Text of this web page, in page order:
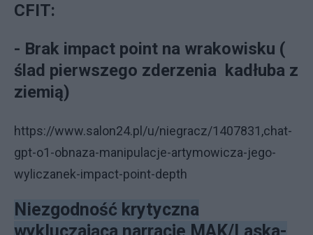
CFIT:
- Brak impact point na wrakowisku (
ślad pierwszego zderzenia kadłuba z
ziemią)
https://www.salon24.pl/u/niegracz/1407831,chat-
gpt-o1-obnaza-manipulacje-artymowicza-jego-
wyliczanek-impact-point-depth
Niezgodność krytyczna